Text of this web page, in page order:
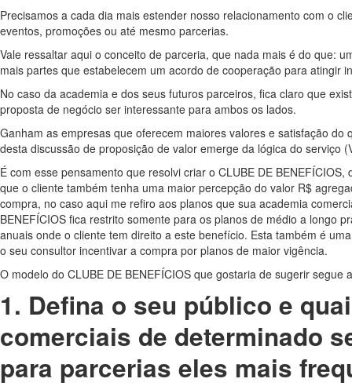
Precisamos a cada dia mais estender nosso relacionamento com o
eventos, promoções ou até mesmo parcerias.
Vale ressaltar aqui o conceito de parceria, que nada mais é do que:
mais partes que estabelecem um acordo de cooperação para atingir
No caso da academia e dos seus futuros parceiros, fica claro que
proposta de negócio ser interessante para ambos os lados.
Ganham as empresas que oferecem maiores valores e satisfação do
desta discussão de proposição de valor emerge da lógica do serviço
É com esse pensamento que resolvi criar o CLUBE DE
que o cliente também tenha uma maior percepção do valor R$
compra, no caso aqui me refiro aos planos que sua academia
BENEFÍCIOS fica restrito somente para os planos de médio a longo
anuais onde o cliente tem direito a este benefício. Esta também é
o seu consultor incentivar a compra por planos de maior vigência.
O modelo do CLUBE DE BENEFÍCIOS que gostaria de sugerir segue
1. Defina o seu público e
comerciais de determinado
para parcerias eles mais